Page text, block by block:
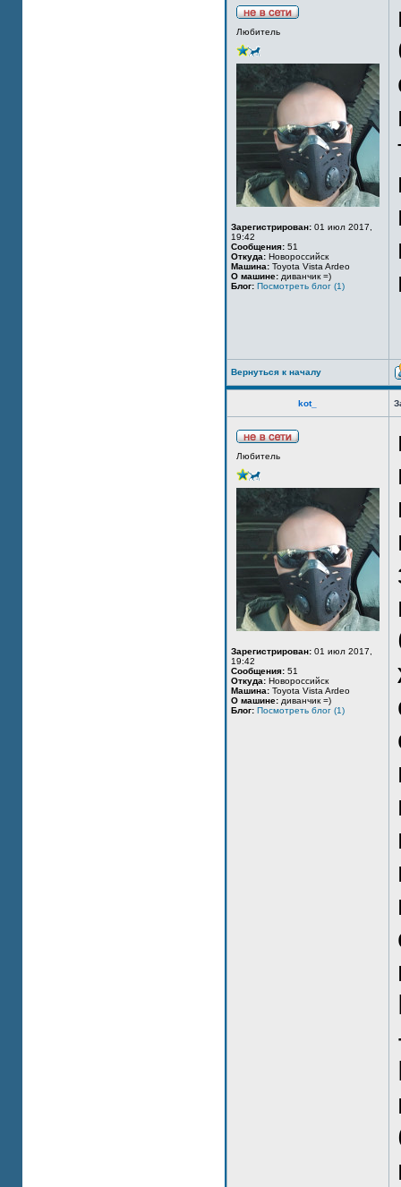
Любитель
Зарегистрирован: 01 июл 2017,
19:42
Сообщения: 51
Откуда: Новороссийск
Машина: Toyota Vista Ardeo
О машине: диванчик =)
Блог: Посмотреть блог (1)
Вернуться к началу
kot_
Любитель
Зарегистрирован: 01 июл 2017,
19:42
Сообщения: 51
Откуда: Новороссийск
Машина: Toyota Vista Ardeo
О машине: диванчик =)
Блог: Посмотреть блог (1)